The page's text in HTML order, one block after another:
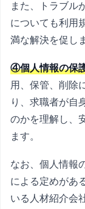
また、トラブル
についても利用
満な解決を促し
④個人情報の保
用、保管、削除
り、求職者が自
のかを理解し、
ます。
なお、個人情報
による定めがあ
いる人材紹介会